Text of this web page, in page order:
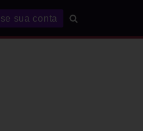
sua conta